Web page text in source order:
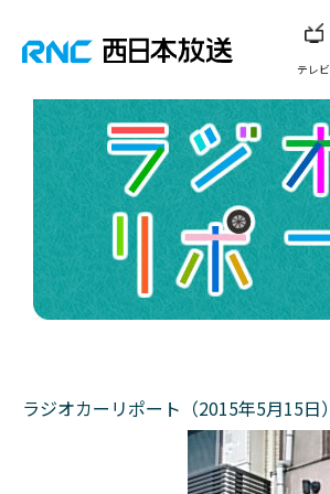
テレビ
ラジオカーリポート（2015年5月15日）